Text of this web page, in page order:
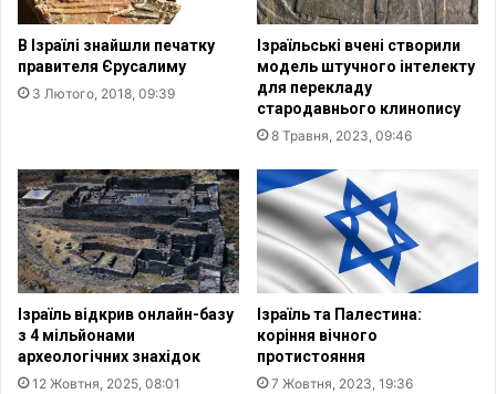
П
а
р
л
а
н
т
у
т
а
п
л
а
н
у
т
о
м
е
б
у
т
и
с
л
у
ж
и
В Ізраїлі знайшли печатку
правителя Єрусалиму
3 Лютого, 2018, 09:39
Ізраїльські вчені створили
модель штучного інтелекту
для перекладу
стародавнього клинопису
8 Травня, 2023, 09:46
Ізраїль відкрив онлайн-базу
з 4 мільйонами
археологічних знахідок
12 Жовтня, 2025, 08:01
Ізраїль та Палестина:
коріння вічного
протистояння
7 Жовтня, 2023, 19:36